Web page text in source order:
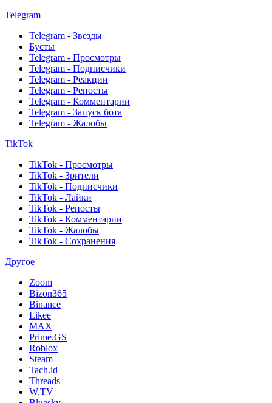
Telegram
Telegram - Звезды
Бусты
Telegram - Просмотры
Telegram - Подписчики
Telegram - Реакции
Telegram - Репосты
Telegram - Комментарии
Telegram - Запуск бота
Telegram - Жалобы
TikTok
TikTok - Просмотры
TikTok - Зрители
TikTok - Подписчики
TikTok - Лайки
TikTok - Репосты
TikTok - Комментарии
TikTok - Жалобы
TikTok - Сохранения
Другое
Zoom
Bizon365
Binance
Likee
MAX
Prime.GS
Roblox
Steam
Tach.id
Threads
W.TV